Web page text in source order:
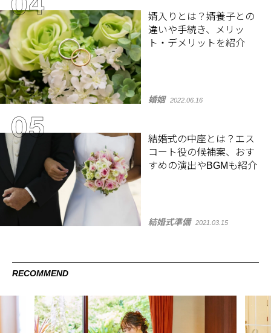
婿入りとは？婿養子との
違いや手続き、メリッ
ト・デメリットを紹介
婚姻 2022.06.16
結婚式の中座とは？エス
コート役の候補案、おす
すめの演出やBGMも紹介
結婚式準備 2021.03.15
RECOMMEND